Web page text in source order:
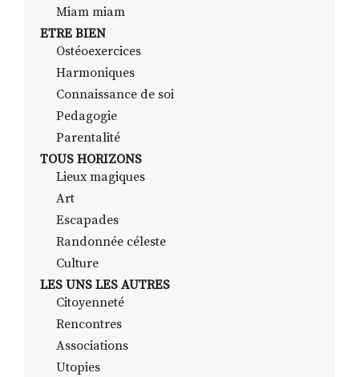
Miam miam
ETRE BIEN
Ostéoexercices
Harmoniques
Connaissance de soi
Pedagogie
Parentalité
TOUS HORIZONS
Lieux magiques
Art
Escapades
Randonnée céleste
Culture
LES UNS LES AUTRES
Citoyenneté
Rencontres
Associations
Utopies